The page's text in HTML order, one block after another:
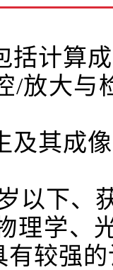
括计算
/放大与
及其成
以下、
理学、
有较强